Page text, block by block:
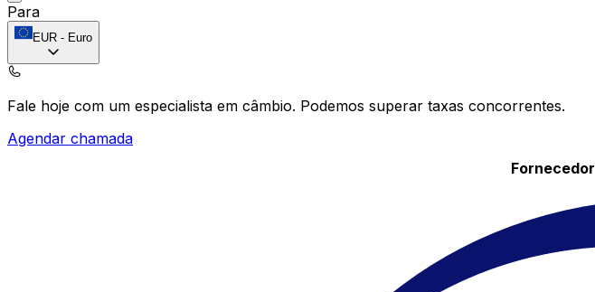
Para
EUR - Euro
Fale hoje com um especialista em câmbio. Podemos superar taxas concorrentes.
Agendar chamada
Fornecedor